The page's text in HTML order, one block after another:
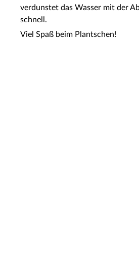
verdunstet das Wasser mit der
schnell.
Viel Spaß beim Plantschen!